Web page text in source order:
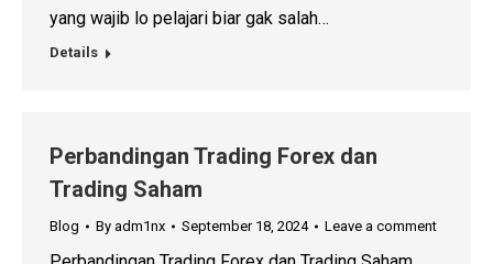
yang wajib lo pelajari biar gak salah…
Details
Perbandingan Trading Forex dan
Trading Saham
Blog By adm1nx September 18, 2024 Leave a comment